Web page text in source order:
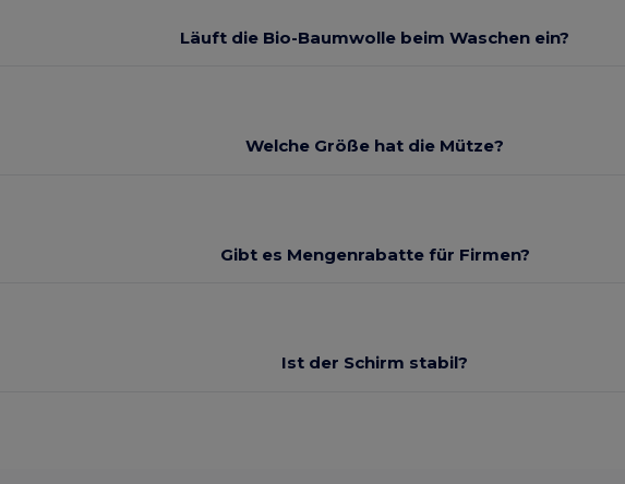
Läuft die Bio-Baumwolle beim Waschen ein?
Welche Größe hat die Mütze?
Gibt es Mengenrabatte für Firmen?
Ist der Schirm stabil?